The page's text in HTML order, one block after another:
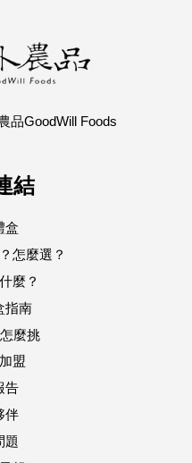
品GoodWill Foods
結
盒
怎麼選？
麼？
指南
麼挑
盟
告
伴
題